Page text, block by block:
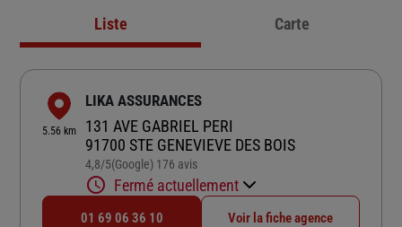
Liste Carte
5.56 km
LIKA ASSURANCES
131 AVE GABRIEL PERI
91700 STE GENEVIEVE DES BOIS
4,8/5Note de 4.8 sur 5
(Google) 176 avis
Fermé actuellement
01 69 06 36 10 Voir la fiche agence